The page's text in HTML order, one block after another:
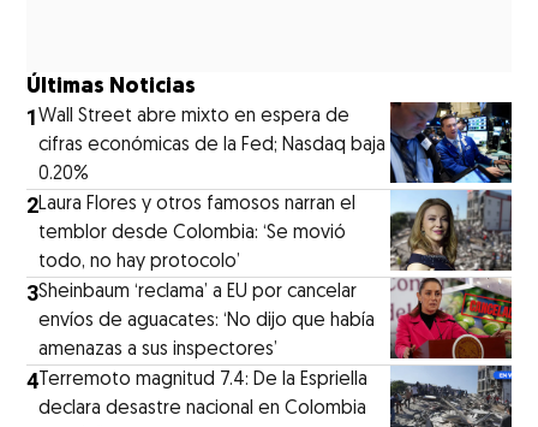
Últimas Noticias
1Wall Street abre mixto en espera de
cifras económicas de la Fed; Nasdaq baja
0.20%
2Laura Flores y otros famosos narran el
temblor desde Colombia: ‘Se movió
todo, no hay protocolo’
3Sheinbaum ‘reclama’ a EU por cancelar
envíos de aguacates: ‘No dijo que había
amenazas a sus inspectores’
4Terremoto magnitud 7.4: De la Espriella
declara desastre nacional en Colombia